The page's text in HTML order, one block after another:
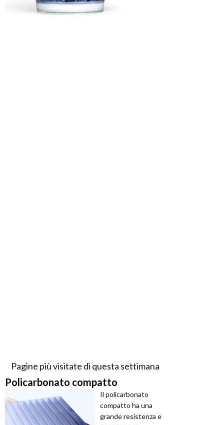
Pagine più visitate di questa settimana
Policarbonato compatto
Il policarbonato
compatto ha una
grande resistenza e